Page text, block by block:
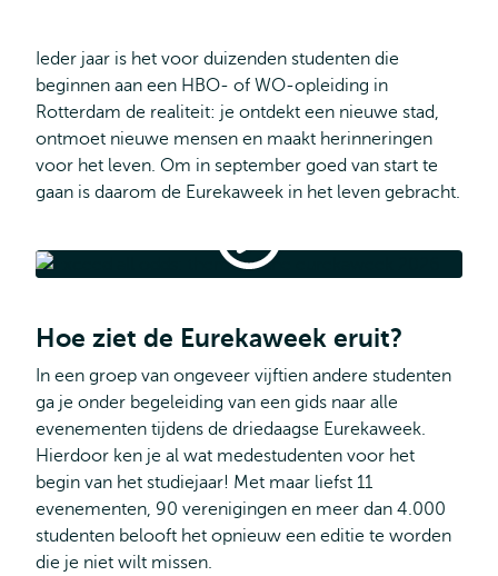
Ieder jaar is het voor duizenden studenten die
beginnen aan een HBO- of WO-opleiding in
Rotterdam de realiteit: je ontdekt een nieuwe stad,
ontmoet nieuwe mensen en maakt herinneringen
voor het leven. Om in september goed van start te
gaan is daarom de Eurekaweek in het leven gebracht.
Theme
of
the
Hoe ziet de Eurekaweek eruit?
In een groep van ongeveer vijftien andere studenten
ga je onder begeleiding van een gids naar alle
evenementen tijdens de driedaagse Eurekaweek.
Hierdoor ken je al wat medestudenten voor het
begin van het studiejaar! Met maar liefst 11
evenementen, 90 verenigingen en meer dan 4.000
studenten belooft het opnieuw een editie te worden
die je niet wilt missen.